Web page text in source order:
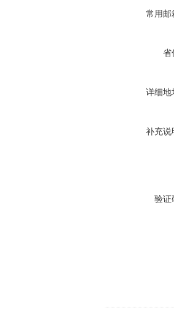
常用邮
省
详细地
补充说
验证